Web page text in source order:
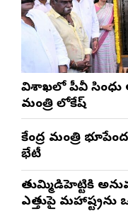
విశాఖలో పీవీ సింధు
మంత్రి లోకేష్
కేంద్ర మంత్రి
భేటీ
తుమ్మిడిహెట్టికి
ఎత్తుపై